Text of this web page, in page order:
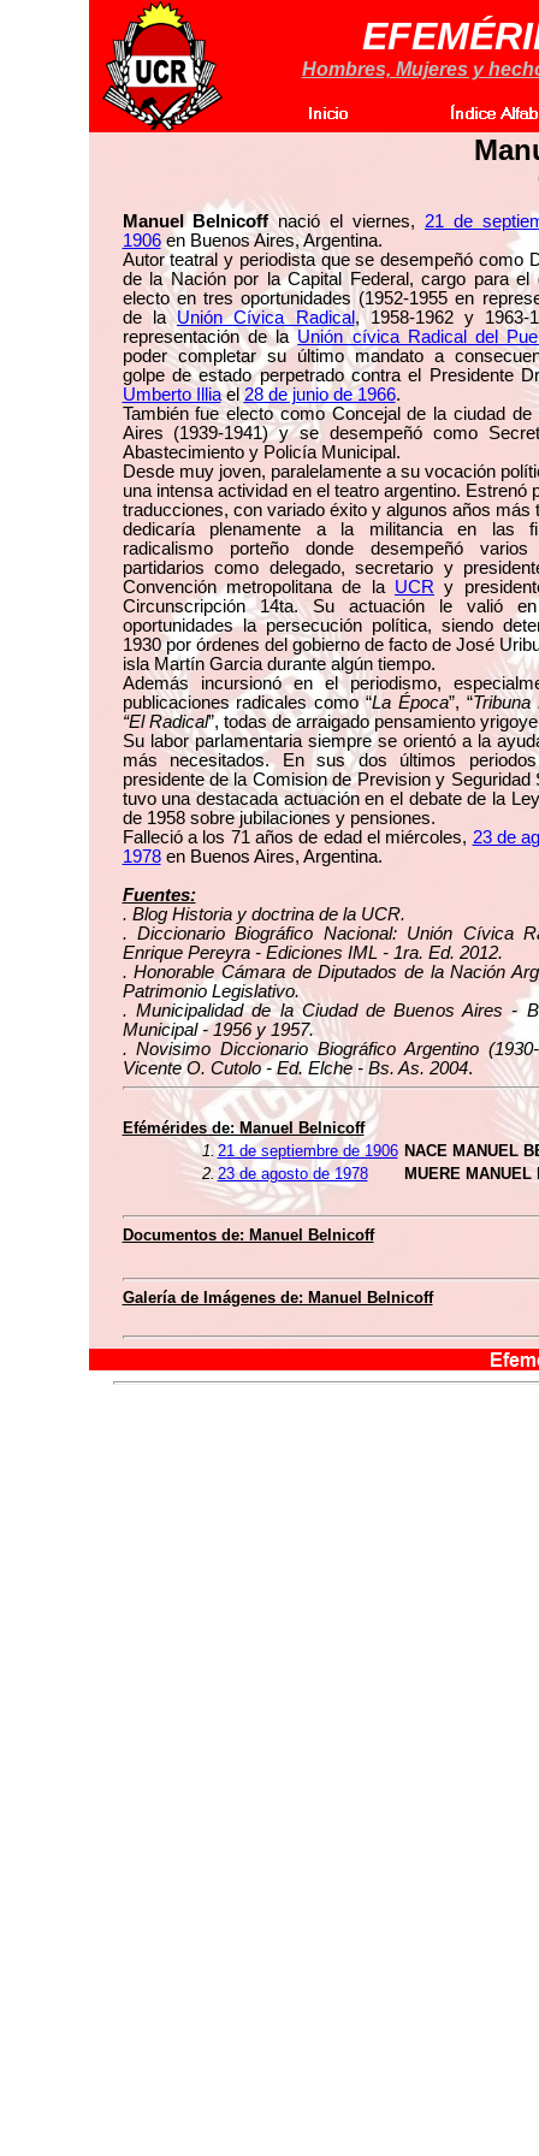
Hombres, Mujeres y
Manuel Belnicoffnació el viernes, 21 de
1906en Buenos Aires, Argentina.
Autor teatral y periodista que se desempeñó como
de la Nación por la Capital Federal, cargo para el
electo en tres oportunidades (1952-1955 en
de laUnión Cívica Radical , 1958-1962 y 1963-
representación de laUnión cívica Radical del
poder completar su último mandato a
golpe de estado perpetrado contra el Presidente
Umberto Illiael28 de junio de 1966.
También fue electo como Concejal de la ciudad de
Aires (1939-1941) y se desempeñó como
Abastecimiento y Policía Municipal.
Desde muy joven, paralelamente a su vocación
una intensa actividad en el teatro argentino. Estrenó
traducciones, con variado éxito y algunos años más
dedicaría plenamente a la militancia en las
radicalismo porteño donde desempeñó varios
partidarios como delegado, secretario y
Convención metropolitana de la UCR y
Circunscripción 14ta. Su actuación le valió
oportunidades la persecución política, siendo
1930 por órdenes del gobierno de facto de José
isla Martín Garcia durante algún tiempo.
Además incursionó en el periodismo,
publicaciones radicales como “La Época”, “Tribuna
“El Radical”, todas de arraigado pensamiento
Su labor parlamentaria siempre se orientó a la
más necesitados. En sus dos últimos
presidente de la Comision de Prevision y Seguridad
tuvo una destacada actuación en el debate de la
de 1958 sobre jubilaciones y pensiones.
Falleció a los 71 años de edad el miércoles, 23 de
1978en Buenos Aires, Argentina.
Fuentes:
. Blog Historia y doctrina de la UCR.
. Diccionario Biográfico Nacional: Unión Cívica
Enrique Pereyra - Ediciones IML - 1ra. Ed. 2012.
. Honorable Cámara de Diputados de la Nación
Patrimonio Legislativo.
. Municipalidad de la Ciudad de Buenos Aires -
Municipal - 1956 y 1957.
. Novisimo Diccionario Biográfico Argentino
Vicente O. Cutolo - Ed. Elche - Bs. As. 2004.
Efémérides de: Manuel Belnicoff
1.21 de septiembre de 1906 NACE MANUEL
2.23 de agosto de 1978 MUERE MANUEL
Documentos de: Manuel Belnicoff
Galería de Imágenes de: Manuel Belnicoff